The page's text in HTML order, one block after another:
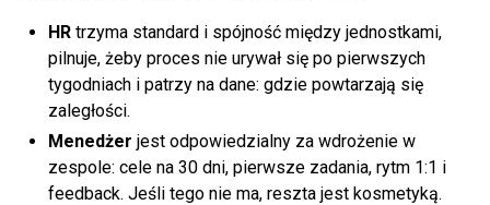
HR trzyma standard i spójność między jednostkami,
pilnuje, żeby proces nie urywał się po pierwszych
tygodniach i patrzy na dane: gdzie powtarzają się
zaległości.
Menedżer jest odpowiedzialny za wdrożenie w
zespole: cele na 30 dni, pierwsze zadania, rytm 1:1 i
feedback. Jeśli tego nie ma, reszta jest kosmetyką.